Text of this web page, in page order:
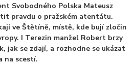
Svobodného Polska Mateusz
pravdu o pražském atentátu.
ve Štětíně, místě, kde bují zločin
I Terezin manžel Robert brzy
jak se zdají, a rozhodne se ukázat
na scestí.